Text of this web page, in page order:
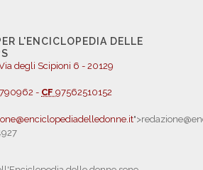
L'ENCICLOPEDIA DELLE
degli Scipioni 6 - 20129
- CF 97562510152